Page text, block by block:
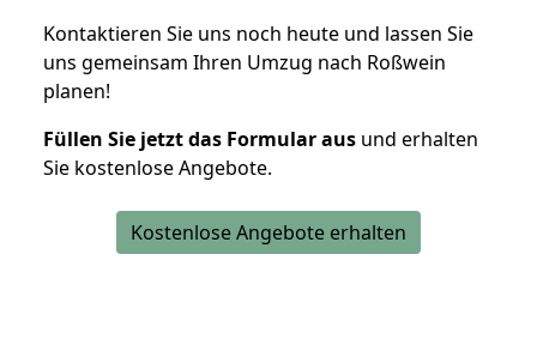
Kontaktieren Sie uns noch heute und lassen Sie
uns gemeinsam Ihren Umzug nach Roßwein
planen!
Füllen Sie jetzt das Formular aus und erhalten
Sie kostenlose Angebote.
Kostenlose Angebote erhalten